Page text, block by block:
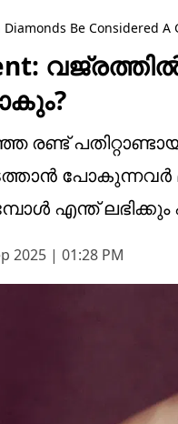
Diamonds Be Considered
രണ്ട്
എന്ത് ലഭിക്കും
2025 | 01:28 PM